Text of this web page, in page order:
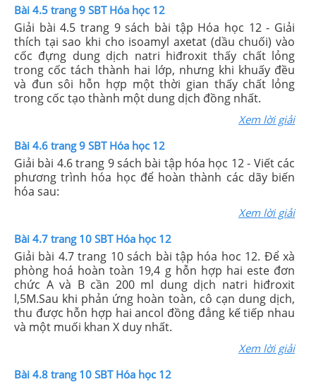
Bài 4.5 trang 9 SBT Hóa học 12
Giải bài 4.5 trang 9 sách bài tập Hóa học 12 - Giải
thích tại sao khi cho isoamyl axetat (dầu chuối) vào
cốc đựng dung dịch natri hiđroxit thấy chất lỏng
trong cốc tách thành hai lớp, nhưng khi khuấy đều
và đun sôi hỗn hợp một thời gian thấy chất lỏng
trong cốc tạo thành một dung dịch đồng nhất.
Xem lời giải
Bài 4.6 trang 9 SBT Hóa học 12
Giải bài 4.6 trang 9 sách bài tập hóa học 12 - Viết các
phương trình hóa học để hoàn thành các dãy biến
hóa sau:
Xem lời giải
Bài 4.7 trang 10 SBT Hóa học 12
Giải bài 4.7 trang 10 sách bài tập hóa hoc 12. Để xà
phòng hoá hoàn toàn 19,4 g hỗn hợp hai este đơn
chức A và B cần 200 ml dung dịch natri hiđroxit
l,5M.Sau khi phản ứng hoàn toàn, cô cạn dung dịch,
thu được hỗn hợp hai ancol đồng đẳng kế tiếp nhau
và một muối khan X duy nhất.
Xem lời giải
Bài 4.8 trang 10 SBT Hóa học 12